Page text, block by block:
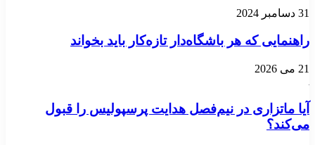
31 دسامبر 2024
راهنمایی که هر باشگاه‌دار تازه‌کار باید بخواند
21 می 2026
آیا ماتزاری در نیم‌فصل هدایت پرسپولیس را قبول
می‌کند؟